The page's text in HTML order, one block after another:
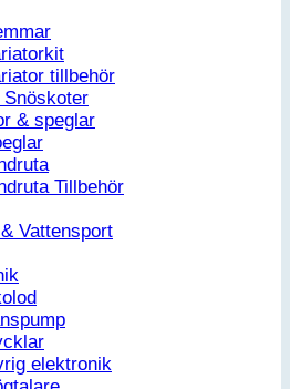
tillbehör
& speglar
Tillbehör
Vattensport
elektronik